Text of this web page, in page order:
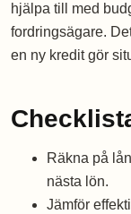
hjälpa till med
fordringsägare.
en ny kredit gör
Räkna på
nästa lön.
Jämför